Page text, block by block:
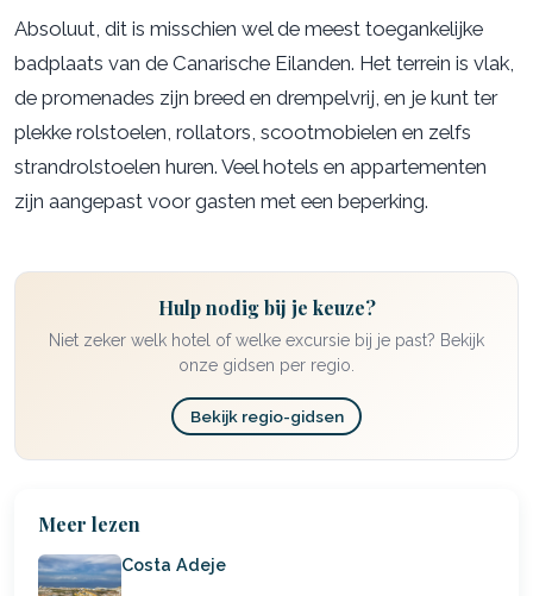
Absoluut, dit is misschien wel de meest toegankelijke
badplaats van de Canarische Eilanden. Het terrein is vlak,
de promenades zijn breed en drempelvrij, en je kunt ter
plekke rolstoelen, rollators, scootmobielen en zelfs
strandrolstoelen huren. Veel hotels en appartementen
zijn aangepast voor gasten met een beperking.
Hulp nodig bij je keuze?
Niet zeker welk hotel of welke excursie bij je past? Bekijk
onze gidsen per regio.
Bekijk regio-gidsen
Meer lezen
Costa Adeje